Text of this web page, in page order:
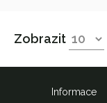
Zobrazit
Informace